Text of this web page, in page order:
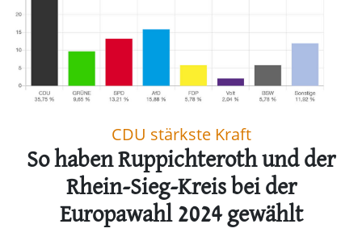
CDU stärkste Kraft
So haben Ruppichteroth und der
Rhein-Sieg-Kreis bei der
Europawahl 2024 gewählt